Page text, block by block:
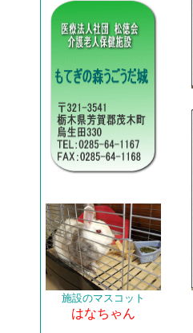
施設のマスコット
はなちゃん